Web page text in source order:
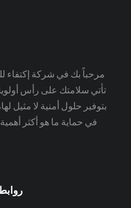
مرحباً بك في شركة إكتفاء
تأتي سلامتك على رأس
بتوفير حلول أمنية لا مثيل
في حماية ما هو أكثر